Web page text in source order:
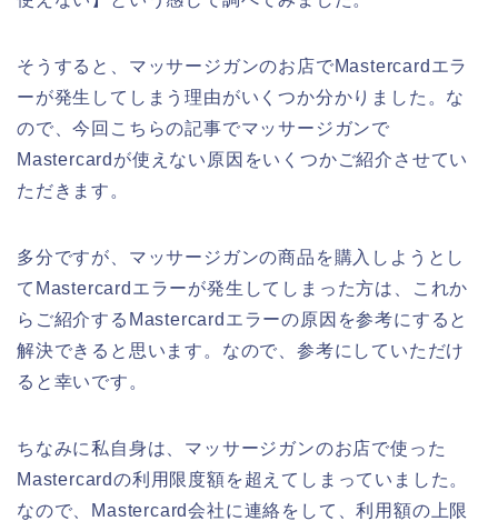
そうすると、マッサージガンのお店でMastercardエラ
ーが発生してしまう理由がいくつか分かりました。な
ので、今回こちらの記事でマッサージガンで
Mastercardが使えない原因をいくつかご紹介させてい
ただきます。
多分ですが、マッサージガンの商品を購入しようとし
てMastercardエラーが発生してしまった方は、これか
らご紹介するMastercardエラーの原因を参考にすると
解決できると思います。なので、参考にしていただけ
ると幸いです。
ちなみに私自身は、マッサージガンのお店で使った
Mastercardの利用限度額を超えてしまっていました。
なので、Mastercard会社に連絡をして、利用額の上限